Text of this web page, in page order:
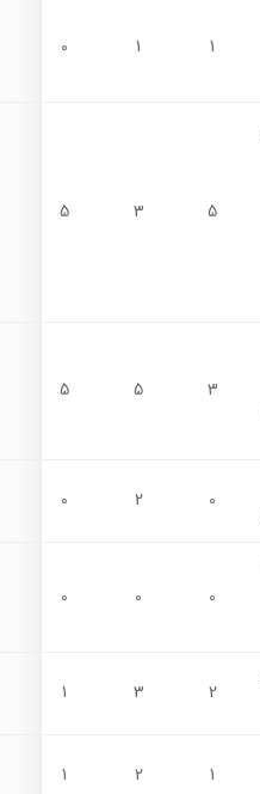
1
1
0
5
3
5
3
5
5
0
2
0
0
0
0
2
3
1
1
2
1